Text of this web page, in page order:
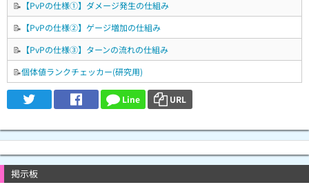
📝 【PvPの仕様①】ダメージ発生の仕組み
📝 【PvPの仕様②】ゲージ増加の仕組み
📝 【PvPの仕様③】ターンの流れの仕組み
📝個体値ランクチェッカー(研究用)
Line URL
掲示板